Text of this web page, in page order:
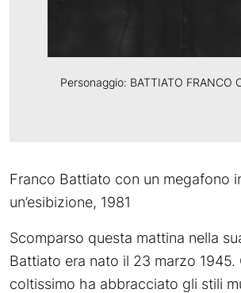
Personaggio: BATTIATO FRANCO
Franco Battiato con un megafono
un’esibizione, 1981
Scomparso questa mattina nella
Battiato era nato il 23 marzo 1945.
coltissimo ha abbracciato gli stili